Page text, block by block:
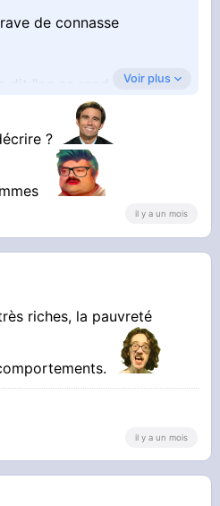
de connasse
dit "on se rend compte
dans notre pays" en
général, elle ne fait pas
cette hypocrite.
Voir plus
?
il y a un mois
riches, la pauvreté
il y a un mois